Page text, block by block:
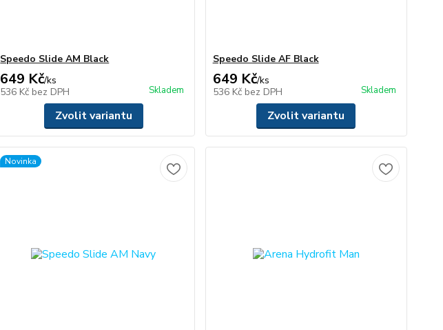
Speedo Slide AM Black
649 Kč/ks
536 Kč bez DPH Skladem
Zvolit variantu
Speedo Slide AF Black
649 Kč/ks
536 Kč bez DPH Skladem
Zvolit variantu
Novinka